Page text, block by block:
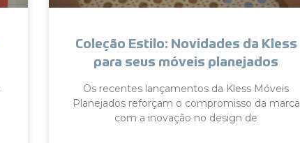
Coleção Estilo: Novidades da Kless
para seus móveis planejados
Os recentes lançamentos da Kless Móveis
Planejados reforçam o compromisso da marca
com a inovação no design de